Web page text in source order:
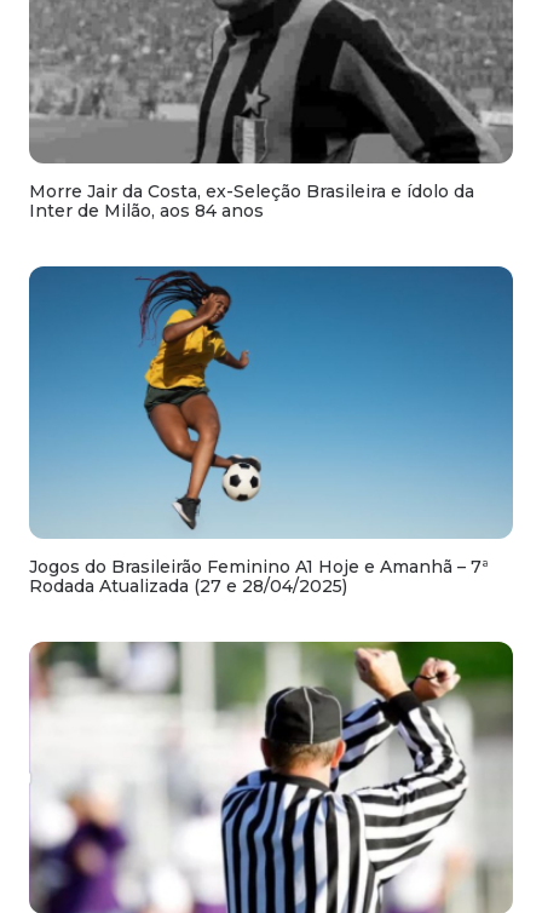
Morre Jair da Costa, ex-Seleção Brasileira e ídolo da
Inter de Milão, aos 84 anos
Jogos do Brasileirão Feminino A1 Hoje e Amanhã – 7ª
Rodada Atualizada (27 e 28/04/2025)